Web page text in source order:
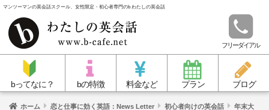
マンツーマンの英会話スクール、女性限定・初心者専門のb わたしの英会話
フリーダイアル
bってなに？ bの特徴 料金など プラン ブログ
ホーム 恋と仕事に効く英語：News Letter 初心者向けの英会話
年末大